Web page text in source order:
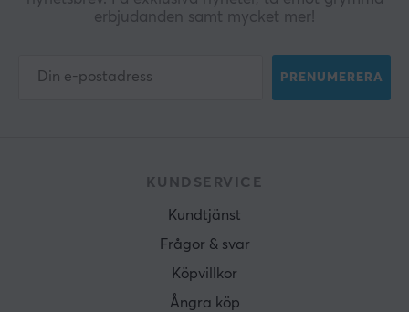
erbjudanden samt mycket mer!
PRENUMERERA
KUNDSERVICE
Kundtjänst
Frågor & svar
Köpvillkor
Ångra köp